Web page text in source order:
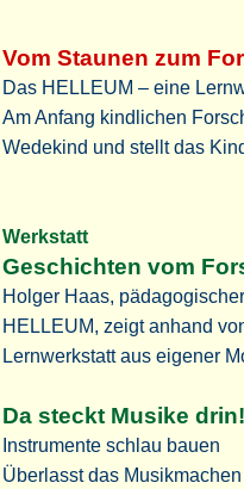
Vom Staunen zum
Das HELLEUM – eine
Am Anfang kindlichen
Wedekind und stellt das
Werkstatt
Geschichten vom
Holger Haas,
HELLEUM, zeigt anhand
Lernwerkstatt aus eigener
Da steckt Musike drin!
Instrumente schlau bauen
Überlasst das